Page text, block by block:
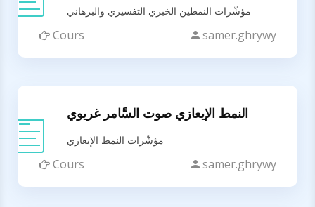
مؤشّرات النمطين الخبري التفسيري والبرهاني
Cours samer.ghrywy
النمط الإيعازي صوت السَّامر غريوي
مؤشّرات النمط الإيعازي
Cours samer.ghrywy